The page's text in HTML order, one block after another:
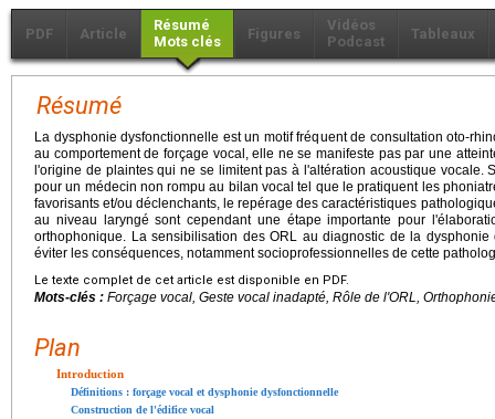
PDF Article
Résumé
Mots clés
Figures
Vidéos
Podcast
Tableaux
Résumé
La dysphonie dysfonctionnelle est un motif fréquent de consultation oto-
au comportement de forçage vocal, elle ne se manifeste pas par une
l'origine de plaintes qui ne se limitent pas à l'altération acoustique vocale.
pour un médecin non rompu au bilan vocal tel que le pratiquent les
favorisants et/ou déclenchants, le repérage des caractéristiques
au niveau laryngé sont cependant une étape importante pour
orthophonique. La sensibilisation des ORL au diagnostic de la
éviter les conséquences, notamment socioprofessionnelles de cette
Le texte complet de cet article est disponible en PDF.
Mots-clés : Forçage vocal, Geste vocal inadapté, Rôle de l'ORL,
Plan
Introduction
Définitions : forçage vocal et dysphonie dysfonctionnelle
Construction de l'édifice vocal